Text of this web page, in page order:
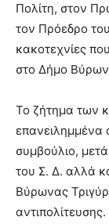
Πολίτη, στον
τον Πρόεδρο
κακοτεχνίες
στο Δήμο
Το ζήτημα των
επανειλημμένα
συμβούλιο,
του Σ. Δ. αλλά
Βύρωνας
αντιπολίτευσης.